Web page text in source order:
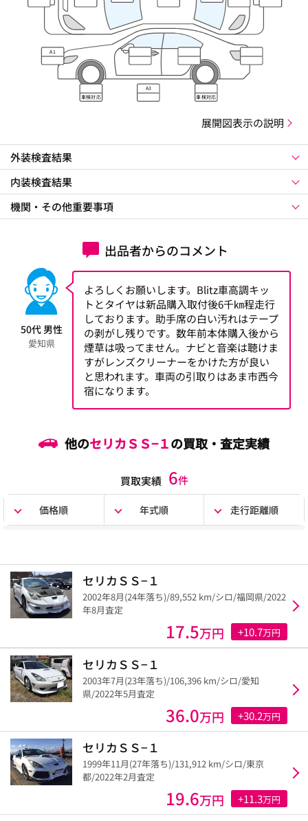
レ・キズ
A1
車検対応
A3
車検対応
展開図表示の説明
外装検査結果
内装検査結果
機関・その他重要事項
出品者からのコメント
50代 男性
愛知県
よろしくお願いします。Blitz車高調キッ
トとタイヤは新品購入取付後6千㎞程走行
しております。助手席の白い汚れはテープ
の剥がし残りです。数年前本体購入後から
煙草は吸ってません。ナビと音楽は聴けま
すがレンズクリーナーをかけた方が良い
と思われます。車両の引取りはあま市西今
宿になります。
他のセリカＳＳ−１の買取・査定実績
買取実績 6件
価格順 年式順 走行距離順
セリカＳＳ−１
2002年8月(24年落ち)/89,552 km/シロ/福岡県/2022
年8月査定
17.5万円 +10.7万円
セリカＳＳ−１
2003年7月(23年落ち)/106,396 km/シロ/愛知
県/2022年5月査定
36.0万円 +30.2万円
セリカＳＳ−１
1999年11月(27年落ち)/131,912 km/シロ/東京
都/2022年2月査定
19.6万円 +11.3万円